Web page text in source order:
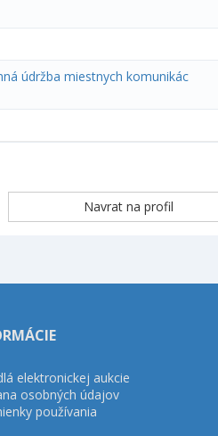
údržba miestnych komunikác
elektronickej aukcie
osobných údajov
používania